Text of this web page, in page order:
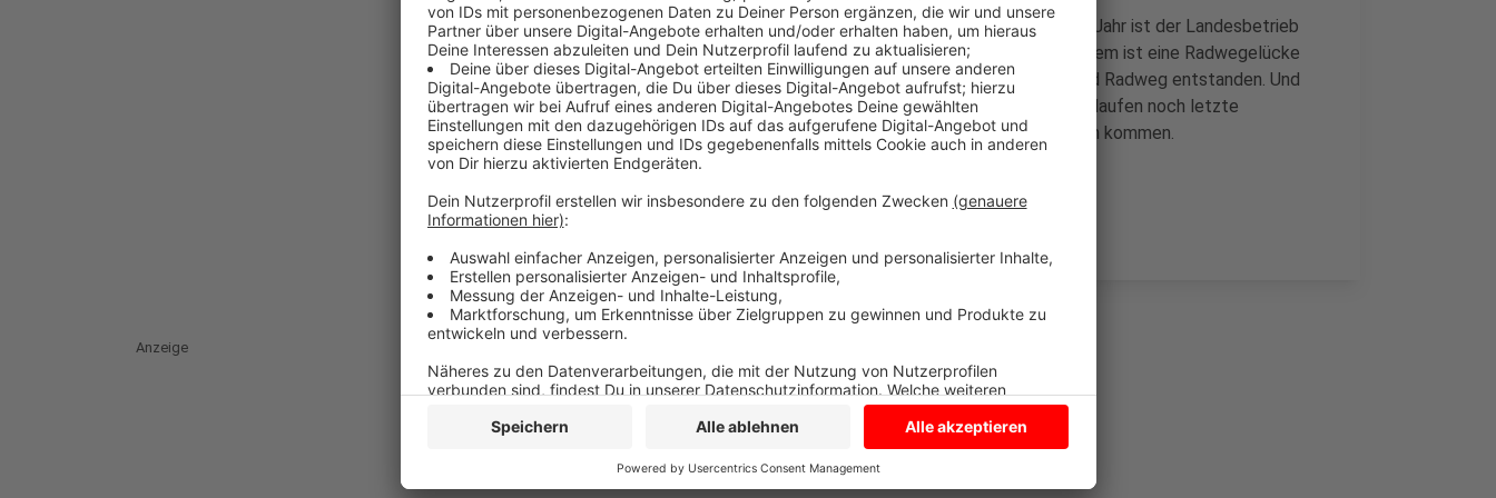
Die Zeit der nervigen Umwege ist endlich vorbei. Seit über einem Jahr ist der Landesbetrieb
Straßenbau an der Landstraße beschäftigt gewesen. Unter anderem ist eine Radwegelücke
geschlossen: Neben der Landstraße ist ein abgetrennter Geh- und Radweg entstanden. Und
die Fahrbahn der Landstraße ist saniert. Bis zum Ende der Woche laufen noch letzte
Restarbeiten. Dabei kann es immer wieder zu kleineren Problemen kommen.
Anzeige